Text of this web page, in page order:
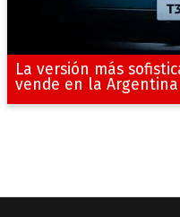
La versión más
vende en la Argentina